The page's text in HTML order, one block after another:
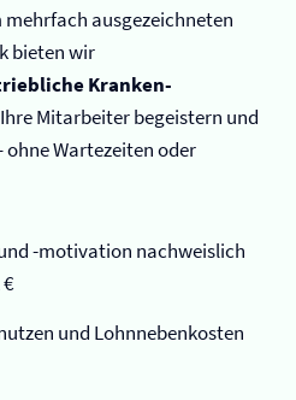
ausgezeichneten
bieten wir
Kranken­
Mitarbeiter begeistern und
Wartezeiten oder
-motivation nachweislich
und Lohnnebenkosten